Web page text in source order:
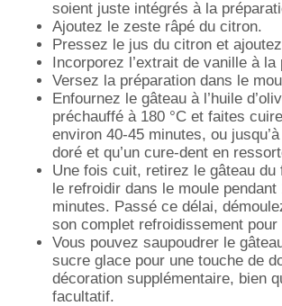
soient juste intégrés à la
Ajoutez le zeste râpé du citron.
Pressez le jus du citron et
Incorporez l’extrait de vanille à la
Versez la préparation dans le
Enfournez le gâteau à l’huile
préchauffé à 180 °C et faites
environ 40-45 minutes, ou
doré et qu’un cure-dent en
Une fois cuit, retirez le gâteau du
le refroidir dans le moule pendant
minutes. Passé ce délai,
son complet refroidissement pour
Vous pouvez saupoudrer le
sucre glace pour une touche de
décoration supplémentaire, bien
facultatif.